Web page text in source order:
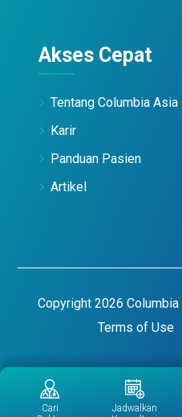
Akses Cepat
Tentang Columbia Asia
Karir
Panduan Pasien
Artikel
Copyright 2026
Terms of Use
Cari
Jadwalkan